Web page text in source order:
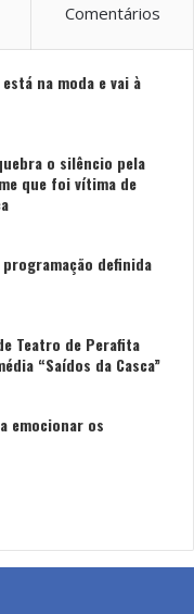
Comentários
na moda e vai à
o silêncio pela
que foi vítima de
definida
Teatro de Perafita
“Saídos da Casca”
emocionar os